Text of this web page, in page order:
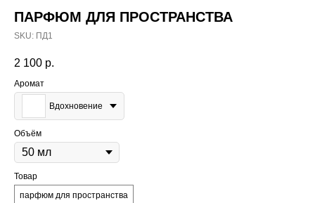
ПАРФЮМ ДЛЯ ПРОСТРАНСТВА
SKU: ПД1
2 100 р.
Аромат
Вдохновение
Объём
Товар
парфюм для пространства